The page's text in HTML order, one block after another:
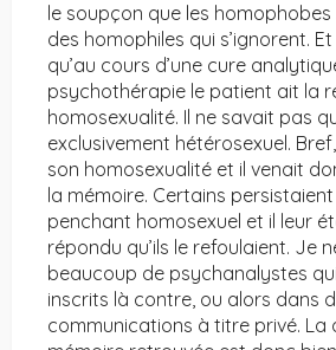
le soupçon que les
des homophiles qui s’ignorent.
qu’au cours d’une cure
psychothérapie le patient ait la
homosexualité. Il ne savait pas
exclusivement hétérosexuel.
son homosexualité et il venait
la mémoire. Certains
penchant homosexuel et il leur
répondu qu’ils le refoulaient. Je
beaucoup de psychanalystes
inscrits là contre, ou alors dans
communications à titre privé. La